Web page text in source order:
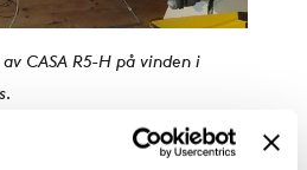
CASA R5-H på vinden i
kostnadseffektivt